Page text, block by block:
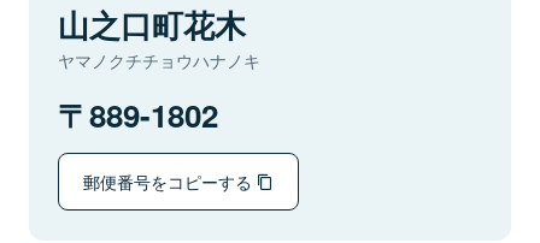
山之口町花木
ヤマノクチチョウハナノキ
889-1802
郵便番号をコピーする